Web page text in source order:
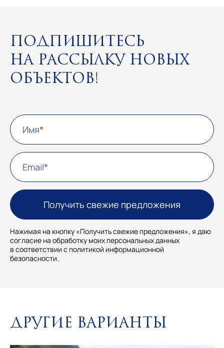
Подпишитесь
на рассылку новых
объектов!
Имя
Email
Нажимая на кнопку «Получить свежие предложения», я даю
согласие на обработку моих персональных данных
в соответствии с политикой информационной
безопасности.
Другие варианты